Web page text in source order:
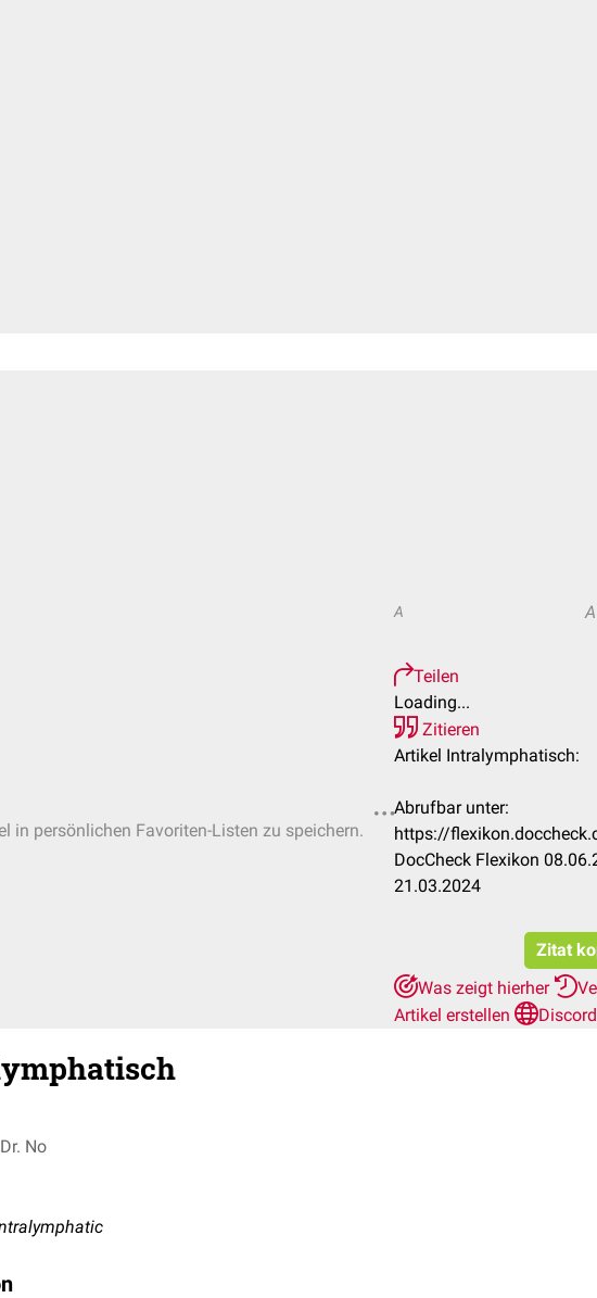
in persönlichen Favoriten-Listen zu speichern.
A A
Teilen
Loading...
Zitieren
Artikel Intralymphatisch:
Abrufbar unter:
https://
DocCheck Flexikon
21.03.2024
Zitat
Was zeigt hierher
Artikel erstellen
Discord
Dr. No